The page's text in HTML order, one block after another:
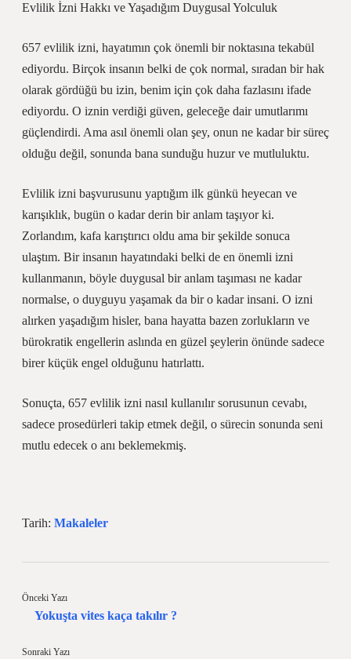
Evlilik İzni Hakkı ve Yaşadığım Duygusal Yolculuk
657 evlilik izni, hayatımın çok önemli bir noktasına tekabül
ediyordu. Birçok insanın belki de çok normal, sıradan bir hak
olarak gördüğü bu izin, benim için çok daha fazlasını ifade
ediyordu. O iznin verdiği güven, geleceğe dair umutlarımı
güçlendirdi. Ama asıl önemli olan şey, onun ne kadar bir süreç
olduğu değil, sonunda bana sunduğu huzur ve mutluluktu.
Evlilik izni başvurusunu yaptığım ilk günkü heyecan ve
karışıklık, bugün o kadar derin bir anlam taşıyor ki.
Zorlandım, kafa karıştırıcı oldu ama bir şekilde sonuca
ulaştım. Bir insanın hayatındaki belki de en önemli izni
kullanmanın, böyle duygusal bir anlam taşıması ne kadar
normalse, o duyguyu yaşamak da bir o kadar insani. O izni
alırken yaşadığım hisler, bana hayatta bazen zorlukların ve
bürokratik engellerin aslında en güzel şeylerin önünde sadece
birer küçük engel olduğunu hatırlattı.
Sonuçta, 657 evlilik izni nasıl kullanılır sorusunun cevabı,
sadece prosedürleri takip etmek değil, o sürecin sonunda seni
mutlu edecek o anı beklemekmiş.
Tarih: Makaleler
Önceki Yazı
Yokuşta vites kaça takılır ?
Sonraki Yazı